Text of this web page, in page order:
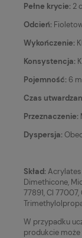
Pełne krycie: 2
Odcień:
Wykończenie:
Konsystencja:
Pojemność: 6
Czas
Przeznaczenie:
Dyspersja:
Skład:
Dimethicone,
77891, CI
W przypadku
produkcie